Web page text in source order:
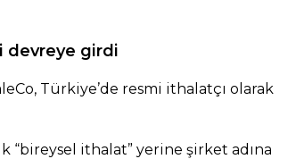
devreye girdi
Türkiye’de resmi ithalatçı olarak
“bireysel ithalat” yerine şirket adına